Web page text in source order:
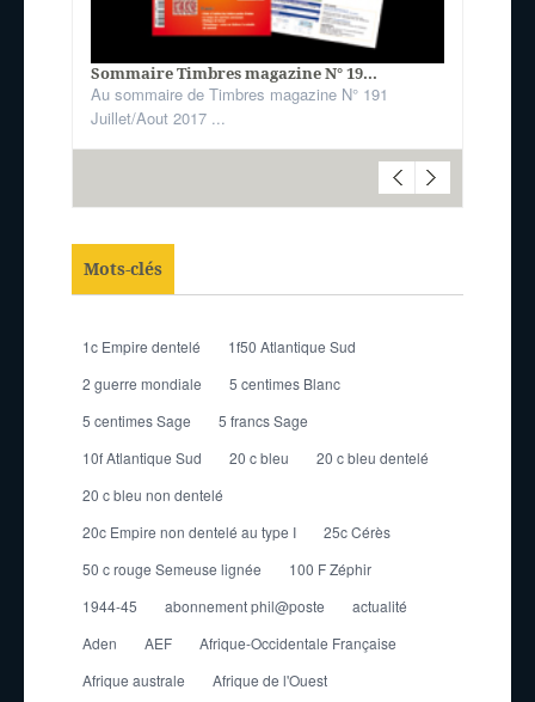
Sommaire Timbres magazine N° 19...
Au sommaire de Timbres magazine N° 191
Juillet/Aout 2017 ...
Mots-clés
1c Empire dentelé
1f50 Atlantique Sud
2 guerre mondiale
5 centimes Blanc
5 centimes Sage
5 francs Sage
10f Atlantique Sud
20 c bleu
20 c bleu dentelé
20 c bleu non dentelé
20c Empire non dentelé au type I
25c Cérès
50 c rouge Semeuse lignée
100 F Zéphir
1944-45
abonnement phil@poste
actualité
Aden
AEF
Afrique-Occidentale Française
Afrique australe
Afrique de l'Ouest